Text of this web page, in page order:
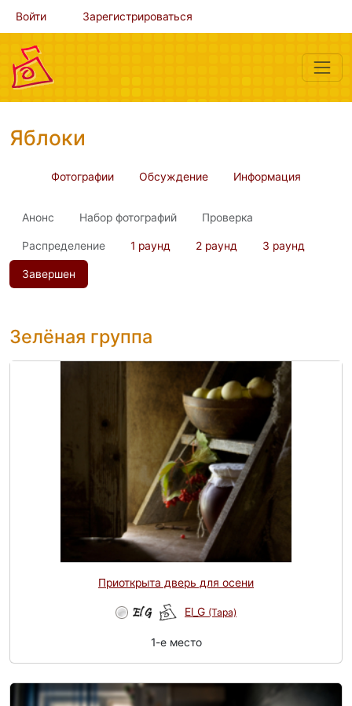
Войти Зарегистрироваться
Яблоки
Фотографии Обсуждение Информация
Анонс Набор фотографий Проверка
Распределение 1 раунд 2 раунд 3 раунд
Завершен
Зелёная группа
Приоткрыта дверь для осени
El_G (Tapa)
1-e место